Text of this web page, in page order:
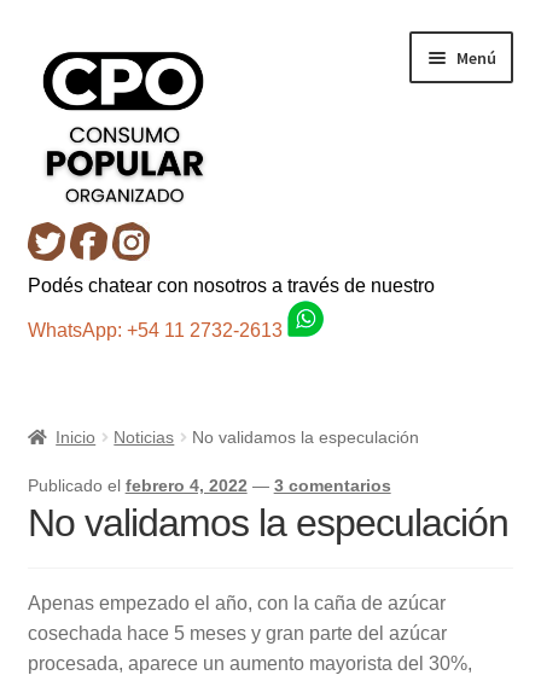
navegación
contenido
Menú
Inicio
Carro
Fondo AC
Mi cuenta
Preguntas Frecuentes
Podés chatear con nosotros a través de nuestro
WhatsApp: +54 11 2732-2613
Inicio Noticias No validamos la especulación
Publicado el febrero 4, 2022 — 3 comentarios
No validamos la especulación
Apenas empezado el año, con la caña de azúcar
cosechada hace 5 meses y gran parte del azúcar
procesada, aparece un aumento mayorista del 30%,